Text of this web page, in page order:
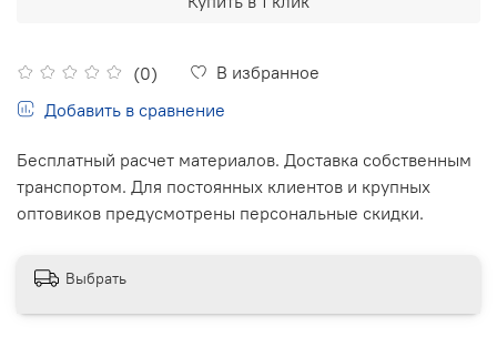
(0)
В избранное
Добавить в сравнение
Бесплатный расчет материалов. Доставка собственным
транспортом. Для постоянных клиентов и крупных
оптовиков предусмотрены персональные скидки.
Выбрать